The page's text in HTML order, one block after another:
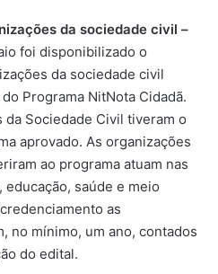
da sociedade civil –
foi disponibilizado o
da sociedade civil
Programa NitNota Cidadã.
Sociedade Civil tiveram o
aprovado. As organizações
ao programa atuam nas
saúde e meio
as
no mínimo, um ano, contados
do edital.